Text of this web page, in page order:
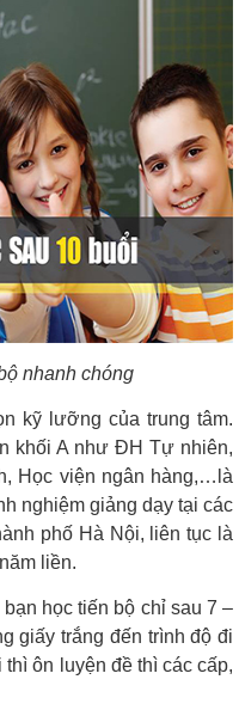
nhanh chóng
kỹ lưỡng của trung tâm.
khối A như ĐH Tự nhiên,
Học viện ngân hàng,…là
nghiệm giảng dạy tại các
phố Hà Nội, liên tục là
liền.
học tiến bộ chỉ sau 7 –
giấy trắng đến trình độ đi
ôn luyện đề thì các cấp,